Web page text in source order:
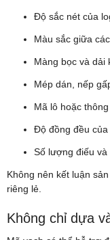
Độ sắc nét của
Màu sắc giữa
Màng bọc và dải
Mép dán, nếp
Mã lô hoặc
Độ đồng đều của
Số lượng điếu và
Không nên kết luận
riêng lẻ.
Không chỉ dựa